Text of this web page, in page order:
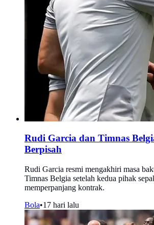
Rudi Garcia dan Timnas
Berpisah
Rudi Garcia resmi mengakhiri masa
Timnas Belgia setelah kedua pihak
memperpanjang kontrak.
Bola•17 hari lalu